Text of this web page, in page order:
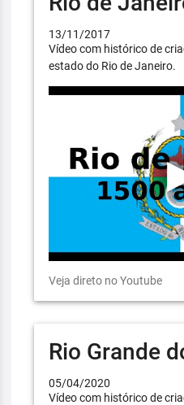
13/11/2017
Vídeo com histórico de
estado do Rio de Janeiro.
Veja direto no Youtube
Rio Grande
05/04/2020
Vídeo com histórico de